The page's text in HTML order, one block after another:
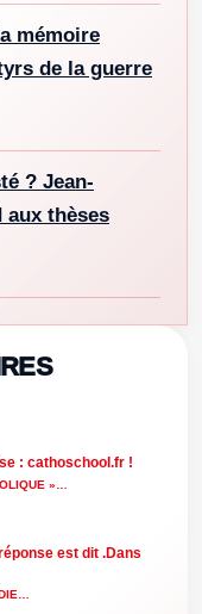
mémoire
de la guerre
? Jean-
thèses
: cathoschool.fr !
»…
est dit .Dans